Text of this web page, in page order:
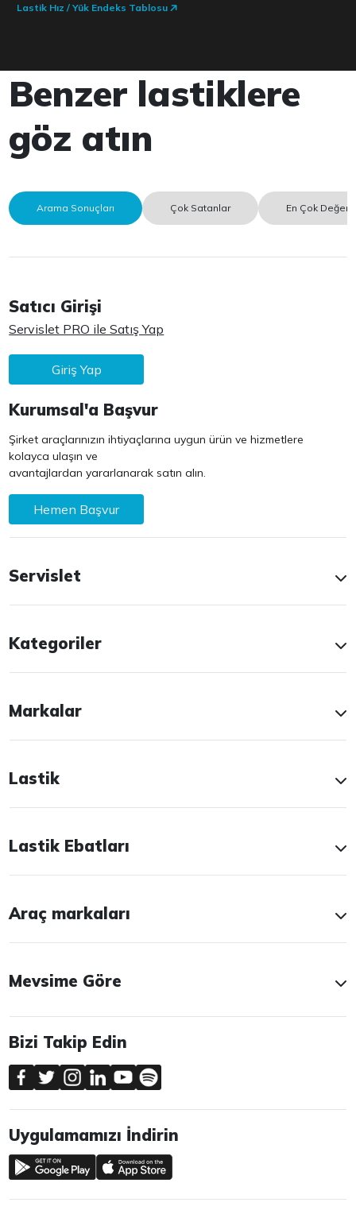
Lastik Hız / Yük Endeks Tablosu
Benzer lastiklere
göz atın
Arama Sonuçları Çok Satanlar En Çok
Satıcı Girişi
Servislet PRO ile Satış Yap
Giriş Yap
Kurumsal'a Başvur
Şirket araçlarınızın ihtiyaçlarına uygun ürün ve hizmetlere
kolayca ulaşın ve
avantajlardan yararlanarak satın alın.
Hemen Başvur
Servislet
Kategoriler
Markalar
Lastik
Lastik Ebatları
Araç markaları
Mevsime Göre
Bizi Takip Edin
Uygulamamızı İndirin